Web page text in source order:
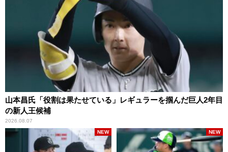
山本昌氏「役割は果たせている」レギュラーを掴んだ巨人2年目
の新人王候補
2026.08.07
NEW NEW